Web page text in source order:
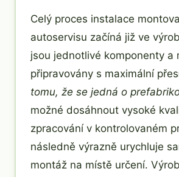
Celý proces instalace
autoservisu začíná již ve
jsou jednotlivé komponenty a
připravovány s maximální
tomu, že se jedná o
možné dosáhnout vysoké
zpracování v kontrolovaném
následně výrazně urychluje
montáž na místě určení.